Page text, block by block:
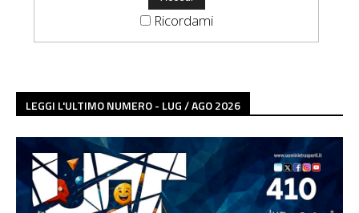
Ricordami
LEGGI L'ULTIMO NUMERO - LUG / AGO 2026